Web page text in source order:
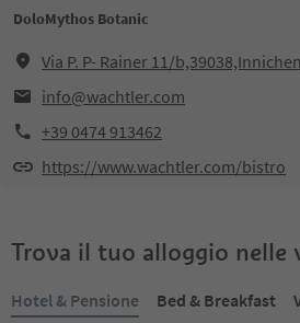
DoloMythos Botanic
Via P. P- Rainer 11/
info@wachtler.com
+39 0474 913462
https://www.wachtler.com/bistro
Trova il tuo alloggio nelle
Hotel & Pensione Bed & Breakfast